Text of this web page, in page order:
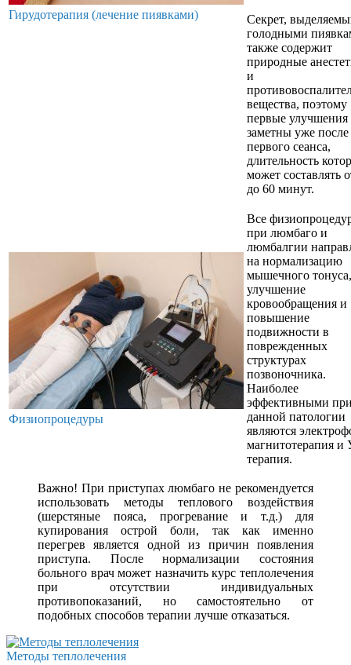
Гирудотерапия (лечение пиявками)
Секрет,
голодными
также содержит
природные
и
вещества, поэтому
первые улучшения
заметны уже после
первого сеанса,
длительность
может составлять
до 60 минут.
Физиопроцедуры
Все
при люмбаго и
люмбалгии
на нормализацию
мышечного тонуса,
улучшение
кровообращения и
повышение
подвижности в
поврежденных
структурах
позвоночника.
Наиболее
эффективными
данной патологии
являются
магнитотерапия и
терапия.
Важно! При приступах люмбаго не рекомендуется
использовать методы теплового воздействия
(шерстяные пояса, прогревание и т.д.) для
купирования острой боли, так как именно
перегрев является одной из причин появления
приступа. После нормализации состояния
больного врач может назначить курс теплолечения
при отсутствии индивидуальных
противопоказаний, но самостоятельно от
подобных способов терапии лучше отказаться.
Методы теплолечения